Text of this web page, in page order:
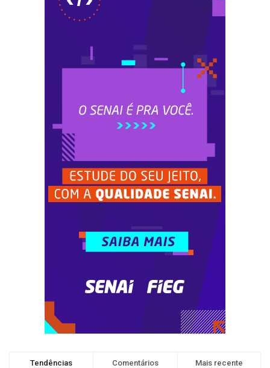
Tendências Comentários Mais recente